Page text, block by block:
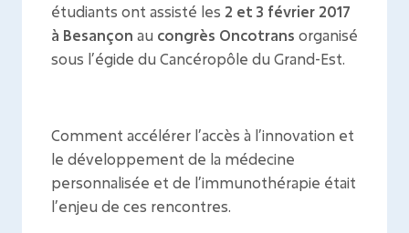
étudiants ont assisté les 2 et 3 février 2017
à Besançon au congrès Oncotrans organisé
sous l’égide du Cancéropôle du Grand-Est.
Comment accélérer l’accès à l’innovation et
le développement de la médecine
personnalisée et de l’immunothérapie était
l’enjeu de ces rencontres.